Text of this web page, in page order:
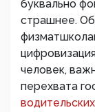
буквально
страшнее.
человек,
перехвата